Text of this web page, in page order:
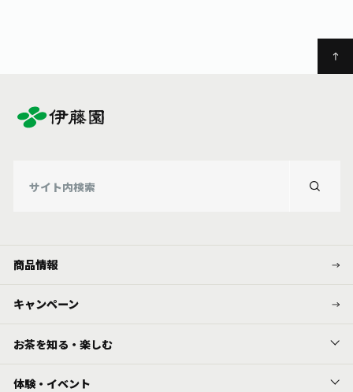
商品情報
キャンペーン
お茶を知る・楽しむ
体験・イベント